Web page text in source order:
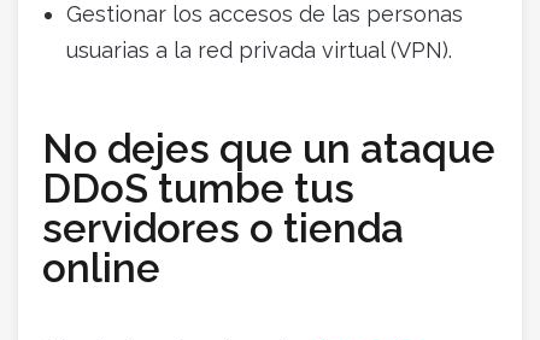
Gestionar los accesos de las personas
usuarias a la red privada virtual (VPN).
No dejes que un ataque
DDoS tumbe tus
servidores o tienda
online